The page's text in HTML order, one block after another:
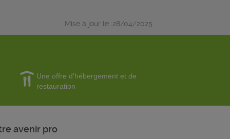
Mise à jour le :28/04/2025
Une offre d'hébergement et de
restauration
avenir pro